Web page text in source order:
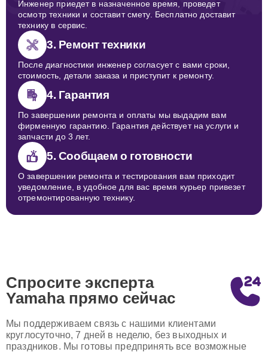
Инженер приедет в назначенное время, проведет
осмотр техники и составит смету. Бесплатно доставит
технику в сервис.
3. Ремонт техники
После диагностики инженер согласует с вами сроки,
стоимость, детали заказа и приступит к ремонту.
4. Гарантия
По завершении ремонта и оплаты мы выдадим вам
фирменную гарантию. Гарантия действует на услуги и
запчасти до 3 лет.
5. Сообщаем о готовности
О завершении ремонта и тестирования вам приходит
уведомление, в удобное для вас время курьер привезет
отремонтированную технику.
Спросите эксперта
Yamaha прямо сейчас
Мы поддерживаем связь с нашими клиентами
круглосуточно, 7 дней в неделю, без выходных и
праздников. Мы готовы предпринять все возможные